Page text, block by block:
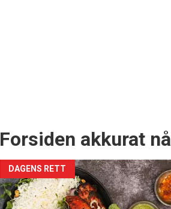
Forsiden akkurat nå
DAGENS RETT